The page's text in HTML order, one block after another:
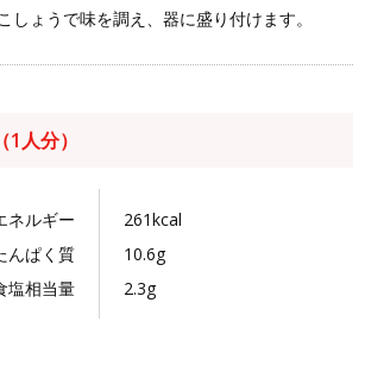
しょうで味を調え、器に盛り付けます。
人分）
ネルギー
261kcal
んぱく質
10.6g
塩相当量
2.3g